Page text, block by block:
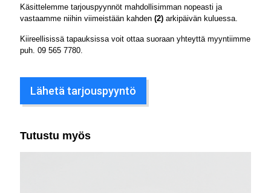
Käsittelemme tarjouspyynnöt mahdollisimman nopeasti ja
vastaamme niihin viimeistään kahden (2) arkipäivän kuluessa.
Kiireellisissä tapauksissa voit ottaa suoraan yhteyttä myyntiimme
puh. 09 565 7780
Lähetä tarjouspyyntö
Tutustu myös